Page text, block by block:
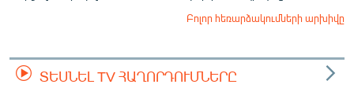
Բոլոր հեռարձակումների արխիվը
ՏԵՍՆԵԼ TV ՀԱՂՈՐԴՈՒՄՆԵՐԸ